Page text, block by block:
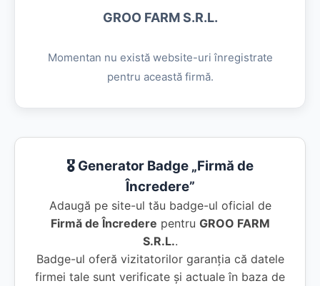
GROO FARM S.R.L.
Momentan nu există website-uri înregistrate
pentru această firmă.
🎖️ Generator Badge „Firmă de
Încredere”
Adaugă pe site-ul tău badge-ul oficial de
Firmă de Încredere pentru GROO FARM
S.R.L..
Badge-ul oferă vizitatorilor garanția că datele
firmei tale sunt verificate și actuale în baza de